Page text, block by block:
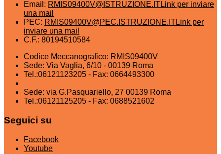
Email: RMIS09400V@ISTRUZIONE.ITLink per inviare
una mail
PEC: RMIS09400V@PEC.ISTRUZIONE.ITLink per
inviare una mail
C.F.: 80194510584
Codice Meccanografico: RMIS09400V
Sede: Via Vaglia, 6/10 - 00139 Roma
Tel.:06121123205 - Fax: 0664493300
Sede: via G.Pasquariello, 27 00139 Roma
Tel.:06121125205 - Fax: 0688521602
Seguici su
Facebook
Youtube